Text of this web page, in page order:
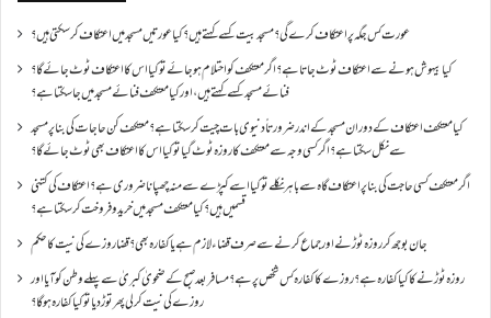
عورت کس جگہ پر اعتکاف کرے گی؟مسجد بیت کسے کہتے ہیں؟کیا عورتیں مسجد میں اعتکاف کر سکتی ہیں؟
کیا بیہوش ہونے سے اعتکاف ٹوٹ جاتا ہے؟ اگر معتکف کو احتلام ہو جائے تو کیا اس کا اعتکاف ٹوٹ جائے گا؟
فنائے مسجد کسے کہتے ہیں ، اور کیا معتکف فنائے مسجد میں جا سکتا ہے؟
کیا معتکف اعتکاف کے دوران مسجد کے اندر ضرورتاً دنیوی بات چیت کر سکتا ہے؟معتکف کن حاجات کی بنا پر مسجد
سے نکل سکتا ہے؟ اگر کسی وجہ سے معتکف کا روزہ ٹوٹ گیا تو کیا اس کا اعتکاف بھی ٹوٹ جائے گا؟
اگر معتکف کسی حاجت کی بنا پر اعتکاف گاہ سے باہر نکلے تو کیا اسے کپڑے سے منہ چھپانا ضروری ہے؟اعتکاف کی کتنی
قسمیں ہیں؟کیا معتکف مسجد میں خرید و فروخت کر سکتا ہے؟
جان بوجھ کر روزہ ٹوڑنے اور جماع کرنے سے صرف قضاء لازم ہے یا کفارہ بھی؟ قضا روزے کی نیت کا حکم
روزہ ٹوڑنے کا کیا کفارہ ہے؟روزے کا کفارہ کس شخص پر ہے؟ مسافر بعد صبح کے ضحویٰ کبریٰ سے پہلے وطن کو آیا اور
روزے کی نیت کر لی پھر توڑ دیا تو کیا کفارہ ہو گا؟